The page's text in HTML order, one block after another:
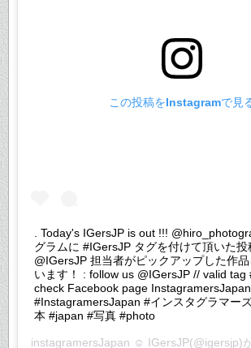
この投稿をInstagramで見
. Today's IGersJP is out !!!
グラムに #IGersJP タグを付けて頂いた投
@IGersJP 担当者がピックアップした作
います！ : follow us @IGersJP // valid tag
check Facebook page
#InstagramersJapan #インスタグラマー
本 #japan #写真 #photo
instagramersJapan ☺︎ IGersJP(@igersjp)が